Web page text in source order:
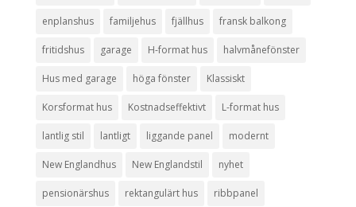
enplanshus familjehus fjällhus fransk balkong
fritidshus garage H-format hus halvmånefönster
Hus med garage höga fönster Klassiskt
Korsformat hus Kostnadseffektivt L-format hus
lantlig stil lantligt liggande panel modernt
New Englandhus New Englandstil nyhet
pensionärshus rektangulärt hus ribbpanel